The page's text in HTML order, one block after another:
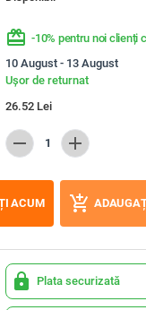
redeem -10% pentru noi clienți
10 August - 13 August
Ușor de returnat
26.52Lei
remove 1 add
ACUM add_shopping_cart
lock Plata securizată